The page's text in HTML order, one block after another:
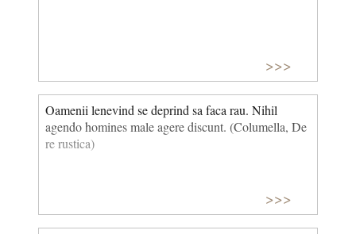
>>>
Oamenii lenevind se deprind sa faca rau. Nihil
agendo homines male agere discunt. (Columella, De
re rustica)
>>>